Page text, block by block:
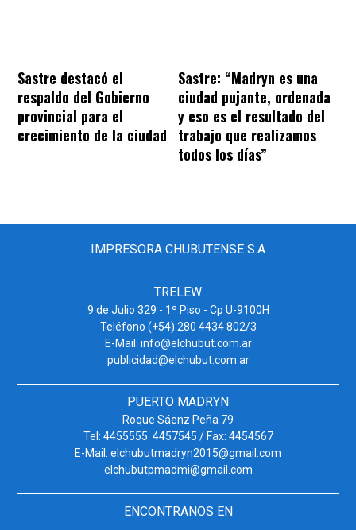
Sastre destacó el
respaldo del Gobierno
provincial para el
crecimiento de la ciudad
Sastre: “Madryn es una
ciudad pujante, ordenada
y eso es el resultado del
trabajo que realizamos
todos los días”
IMPRESORA CHUBUTENSE S.A
TRELEW
9 de Julio 329 - 1º Piso - Cp U-9100H
Teléfono (+54) 280 4434 802/3
E-Mail: info@elchubut.com.ar
publicidad@elchubut.com.ar
PUERTO MADRYN
Roque Sáenz Peña 79
Tel: 4455555. 4457545 / Fax: 4454567
E-Mail: elchubutmadryn2015@gmail.com
elchubutpmadmi@gmail.com
ENCONTRANOS EN